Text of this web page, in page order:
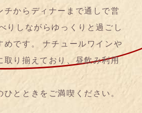
からディナーまで通しで営
りしながらゆっくりと過ごし
めです。 ナチュールワインや
り揃えており、昼飲み利用
とときをご満喫ください。